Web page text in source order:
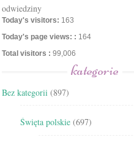
odwiedziny
Today's visitors: 163
Today's page views: : 164
Total visitors : 99,006
kategorie
Bez kategorii (897)
Święta polskie (697)